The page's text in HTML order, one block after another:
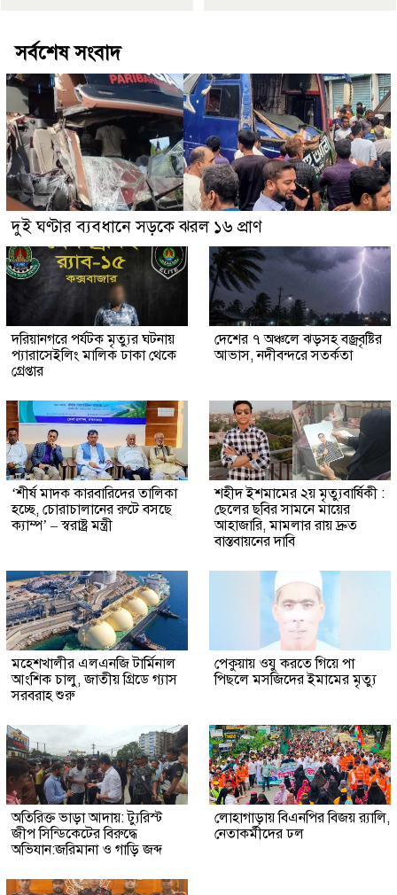
সর্বশেষ সংবাদ
দুই ঘণ্টার ব্যবধানে সড়কে ঝরল ১৬ প্রাণ
দরিয়ানগরে পর্যটক মৃত্যুর ঘটনায়
প্যারাসেইলিং মালিক ঢাকা থেকে
গ্রেপ্তার
দেশের ৭ অঞ্চলে ঝড়সহ বজ্রবৃষ্টির
আভাস, নদীবন্দরে সতর্কতা
‘শীর্ষ মাদক কারবারিদের তালিকা
হচ্ছে, চোরাচালানের রুটে বসছে
ক্যাম্প’ – স্বরাষ্ট্র মন্ত্রী
শহীদ ইশমামের ২য় মৃত্যুবার্ষিকী :
ছেলের ছবির সামনে মায়ের
আহাজারি, মামলার রায় দ্রুত
বাস্তবায়নের দাবি
মহেশখালীর এলএনজি টার্মিনাল
আংশিক চালু, জাতীয় গ্রিডে গ্যাস
সরবরাহ শুরু
পেকুয়ায় ওযু করতে গিয়ে পা
পিছলে মসজিদের ইমামের মৃত্যু
অতিরিক্ত ভাড়া আদায়: ট্যুরিস্ট
জীপ সিন্ডিকেটের বিরুদ্ধে
অভিযান:জরিমানা ও গাড়ি জব্দ
লোহাগাড়ায় বিএনপির বিজয় র‍্যালি,
নেতাকর্মীদের ঢল